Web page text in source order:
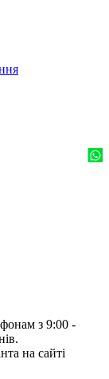
з 9:00 -
на сайті